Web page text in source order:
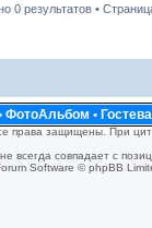
0 результатов •
ФотоАльбом •
права защищены. При
всегда совпадает с
Software © phpBB